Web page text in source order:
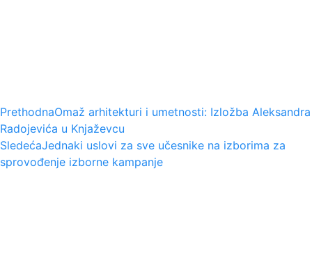
PrethodnaOmaž arhitekturi i umetnosti: Izložba Aleksandra
Radojevića u Knjaževcu
SledećaJednaki uslovi za sve učesnike na izborima za
sprovođenje izborne kampanje